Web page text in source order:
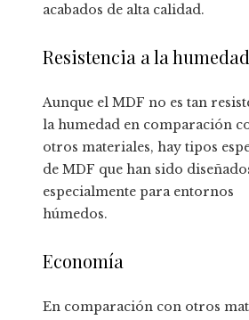
acabados de alta calidad.
Resistencia a la humedad
Aunque el MDF no es tan
la humedad en comparación
otros materiales, hay tipos
de MDF que han sido
especialmente para entornos
húmedos.
Economía
En comparación con otros